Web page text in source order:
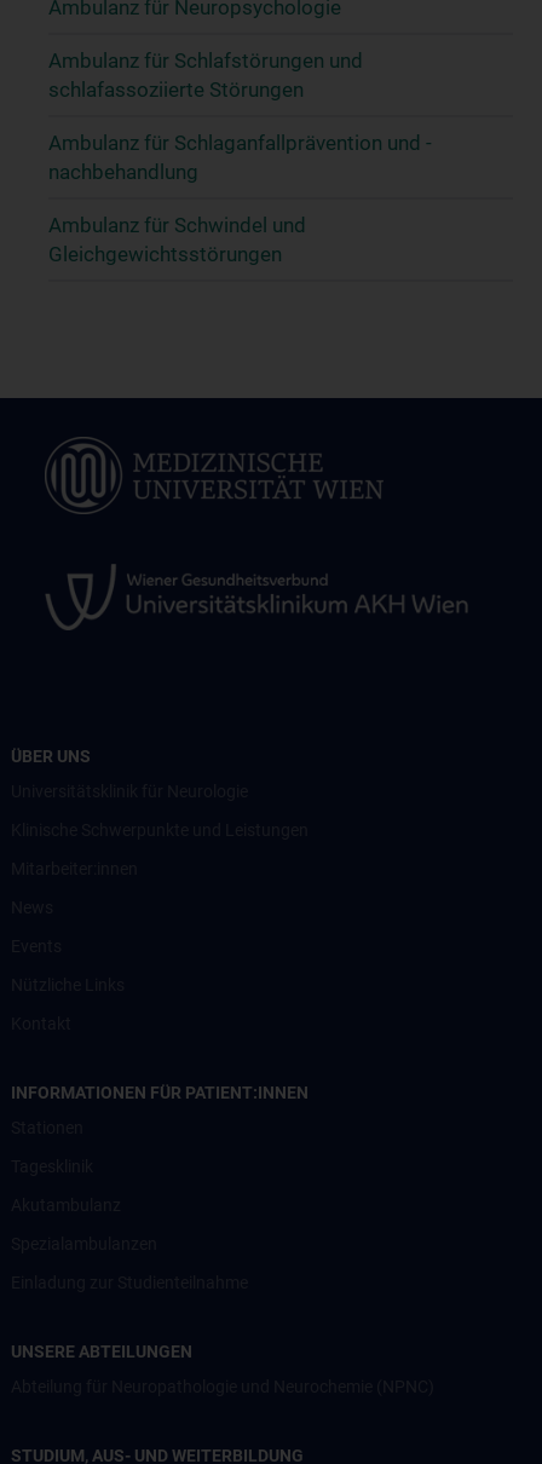
Ambulanz für Neuropsychologie
Ambulanz für Schlafstörungen und
schlafassoziierte Störungen
Ambulanz für Schlaganfallprävention und -
nachbehandlung
Ambulanz für Schwindel und
Gleichgewichtsstörungen
ÜBER UNS
INFORMATIONEN FÜR PATIENT:INNEN
UNSERE ABTEILUNGEN
STUDIUM, AUS- UND WEITERBILDUNG